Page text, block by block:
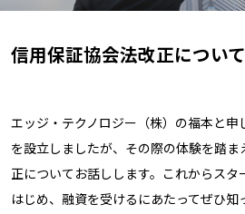
信用保証協会法改正について
エッジ・テクノロジー（株）の福本と
を設立しましたが、その際の体験を踏
正についてお話しします。これからス
はじめ、融資を受けるにあたってぜひ